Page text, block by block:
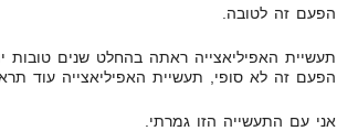
הפעם זה לטובה.
תעשיית האפיליאצייה ראתה בהחלט שנים טובות
הפעם זה לא סופי, תעשיית האפיליאצייה עוד
אני עם התעשייה הזו גמרתי.